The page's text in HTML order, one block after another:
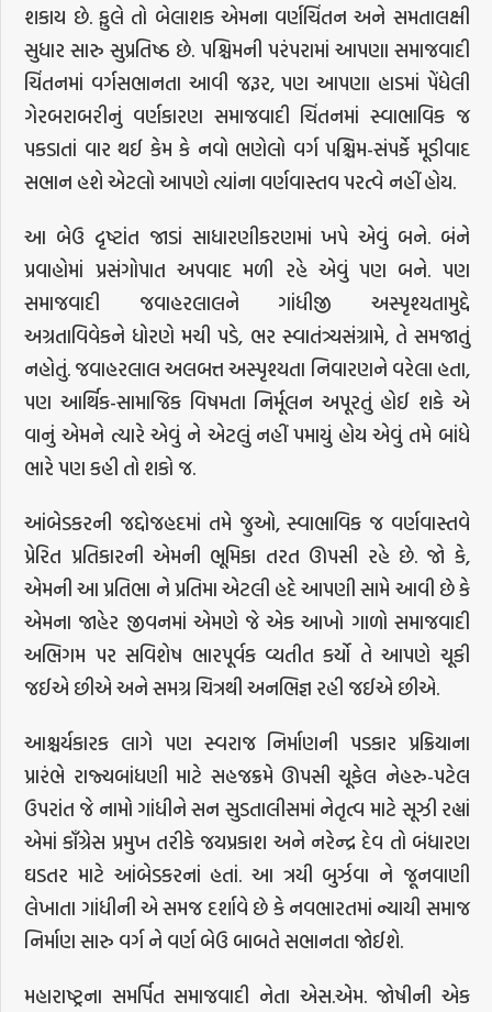
શકાય છે. ફુલે તો બેલાશક એમના વર્ણચિંતન અને સમતાલક્ષી
સુધાર સારુ સુપ્રતિષ્ઠ છે. પશ્ચિમની પરંપરામાં આપણા સમાજવાદી
ચિંતનમાં વર્ગસભાનતા આવી જરૂર, પણ આપણા હાડમાં પેંધેલી
ગેરબરાબરીનું વર્ણકારણ સમાજવાદી ચિંતનમાં સ્વાભાવિક જ
પકડાતાં વાર થઈ કેમ કે નવો ભણેલો વર્ગ પશ્ચિમ-સંપર્કે મૂડીવાદ
સભાન હશે એટલો આપણે ત્યાંના વર્ણવાસ્તવ પરત્વે નહીં હોય.
આ બેઉ દૃષ્ટાંત જાડાં સાધારણીકરણમાં ખપે એવું બને. બંને
પ્રવાહોમાં પ્રસંગોપાત અપવાદ મળી રહે એવું પણ બને. પણ
સમાજવાદી જવાહરલાલને ગાંધીજી અસ્પૃશ્યતામુદ્દે
અગ્રતાવિવેકને ધોરણે મચી પડે, ભર સ્વાતંત્ર્યસંગ્રામે, તે સમજાતું
નહોતું. જવાહરલાલ અલબત્ત અસ્પૃશ્યતા નિવારણને વરેલા હતા,
પણ આર્થિક-સામાજિક વિષમતા નિર્મૂલન અપૂરતું હોઈ શકે એ
વાનું એમને ત્યારે એવું ને એટલું નહીં પમાયું હોય એવું તમે બાંધે
ભારે પણ કહી તો શકો જ.
આંબેડકરની જદ્દોજહદમાં તમે જુઓ, સ્વાભાવિક જ વર્ણવાસ્તવે
પ્રેરિત પ્રતિકારની એમની ભૂમિકા તરત ઊપસી રહે છે. જો કે,
એમની આ પ્રતિભા ને પ્રતિમા એટલી હદે આપણી સામે આવી છે કે
એમના જાહેર જીવનમાં એમણે જે એક આખો ગાળો સમાજવાદી
અભિગમ પર સવિશેષ ભારપૂર્વક વ્યતીત કર્યો તે આપણે ચૂકી
જઈએ છીએ અને સમગ્ર ચિત્રથી અનભિજ્ઞ રહી જઈએ છીએ.
આશ્ચર્યકારક લાગે પણ સ્વરાજ નિર્માણની પડકાર પ્રક્રિયાના
પ્રારંભે રાજ્યબાંધણી માટે સહજક્રમે ઊપસી ચૂકેલ નેહરુ-પટેલ
ઉપરાંત જે નામો ગાંધીને સન સુડતાલીસમાં નેતૃત્વ માટે સૂઝી રહ્યાં
એમાં કાઁગ્રેસ પ્રમુખ તરીકે જયપ્રકાશ અને નરેન્દ્ર દેવ તો બંધારણ
ઘડતર માટે આંબેડકરનાં હતાં. આ ત્રયી બુર્ઝવા ને જૂનવાણી
લેખાતા ગાંધીની એ સમજ દર્શાવે છે કે નવભારતમાં ન્યાયી સમાજ
નિર્માણ સારુ વર્ગ ને વર્ણ બેઉ બાબતે સભાનતા જોઈશે.
મહારાષ્ટ્રના સમર્પિત સમાજવાદી નેતા એસ.એમ. જોષીની એક